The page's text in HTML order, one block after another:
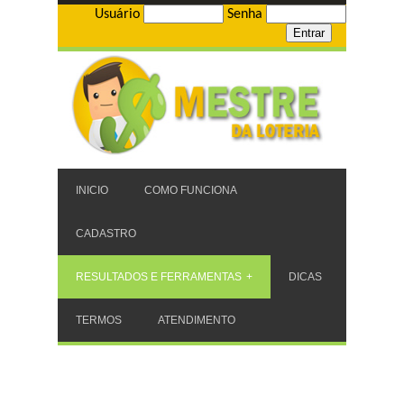
Usuário Senha
INICIO COMO FUNCIONA
CADASTRO
RESULTADOS E FERRAMENTAS DICAS
TERMOS ATENDIMENTO